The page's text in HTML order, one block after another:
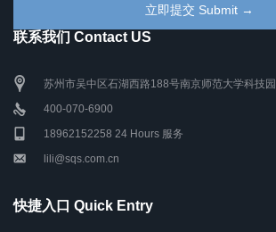
联系我们 Contact US
苏州市吴中区石湖西路188号南京师范大学科技
400-070-6900
18962152258 24 Hours 服务
lili@sqs.com.cn
快捷入口 Quick Entry